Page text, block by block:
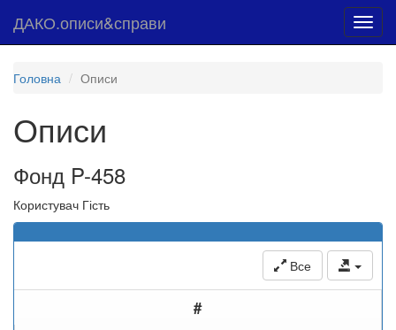
ДАКО.описи&справи
Головна Описи
Описи
Фонд P-458
Користувач Гість
Все
#